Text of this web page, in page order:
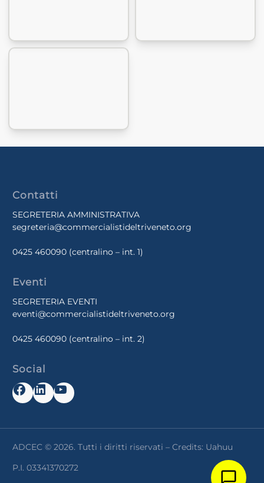
Contatti
SEGRETERIA AMMINISTRATIVA
segreteria@commercialistideltriveneto.org
0425 460090 (centralino – int. 1)
Eventi
SEGRETERIA EVENTI
eventi@commercialistideltriveneto.org
0425 460090 (centralino – int. 2)
Social
Facebook
LinkedIn
YouTube
ADCEC © 2026. Tutti i diritti riservati – Credits: Uahuu
P.I. 03341370272